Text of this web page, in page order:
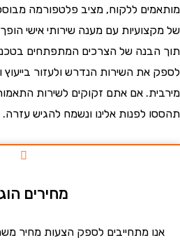
ללקוח, מציב פלטפורמה מבוססת
עם מענה שירותי אישי הופך
של הצרכים המתפתחים
השירות הנדרש ולעזור בייעוץ
אם אתם זקוקים לשירות התאמות או
לפנות אלינו ונשמח להגיש עזרה.
מחירים הוגנים
מתחייבים לספק הצעות מחיר